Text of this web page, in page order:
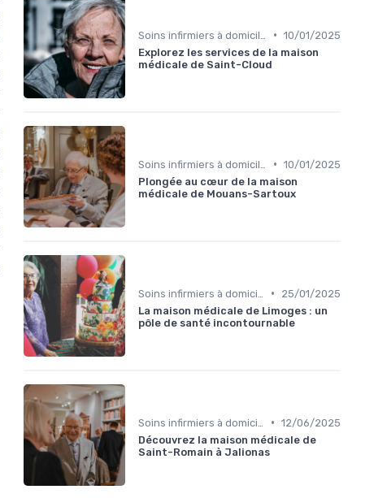
• 10/01/2025
Explorez les services de la maison
médicale de Saint-Cloud
• 10/01/2025
Plongée au cœur de la maison
médicale de Mouans-Sartoux
•
25/01/2025
La maison médicale de Limoges : un
pôle de santé incontournable
• 12/06/2025
Découvrez la maison médicale de
Saint-Romain à Jalionas